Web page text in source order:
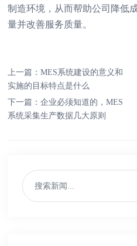
制造环境，从而帮助公司降低
量并改善服务质量。
上一篇：MES系统建设的意义和
实施的目标特点是什么
下一篇：企业必须知道的，MES
系统采集生产数据几大原则